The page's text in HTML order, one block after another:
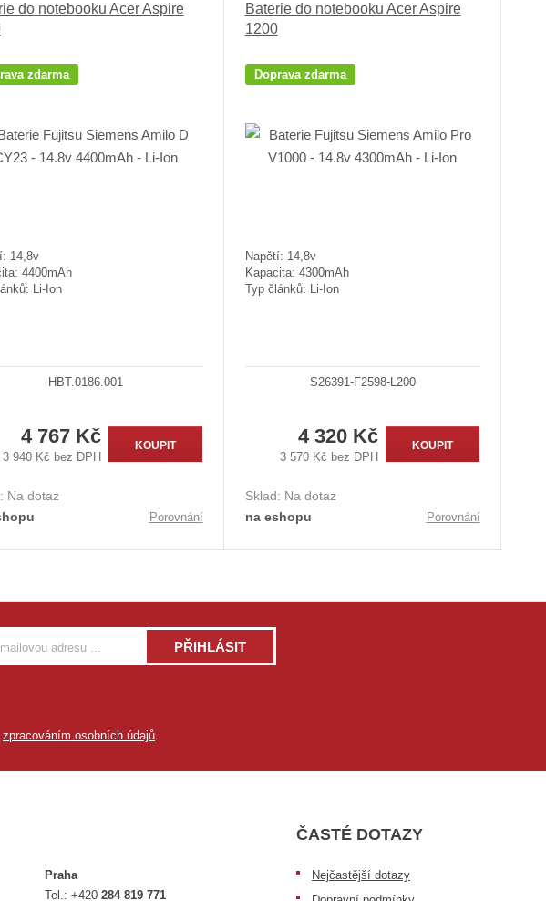
do notebooku Acer Aspire
zdarma
14,8v
4400mAh
Li-Ion
HBT.0186.001
4 767 Kč
3 940 Kč bez DPH
KOUPIT
Na dotaz
Porovnání
Baterie do notebooku Acer Aspire
1200
Doprava zdarma
Napětí: 14,8v
Kapacita: 4300mAh
Typ článků: Li-Ion
S26391-F2598-L200
4 320 Kč
3 570 Kč bez DPH
KOUPIT
Sklad: Na dotaz
na eshopu
Porovnání
PŘIHLÁSIT
zpracováním osobních údajů.
Praha
Tel.:+420284 819 771
ČASTÉ DOTAZY
Nejčastější dotazy